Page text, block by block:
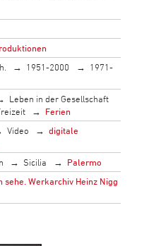
1951-2000
1971-
Leben in der Gesellschaft
Ferien
Video
digitale
Sicilia
Palermo
sehe. Werkarchiv Heinz Nigg